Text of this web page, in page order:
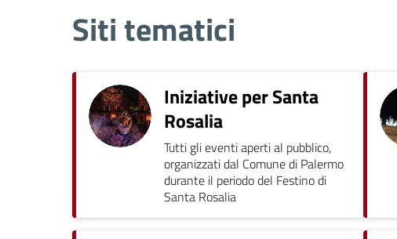
Siti tematici
Iniziative per Santa
Rosalia
Tutti gli eventi aperti al pubblico,
organizzati dal Comune di Palermo
durante il periodo del Festino di
Santa Rosalia